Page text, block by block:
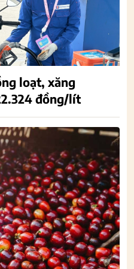
loạt, xăng
đồng/lít